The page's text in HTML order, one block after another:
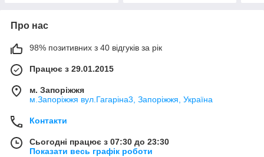
Про нас
98% позитивних з 40 відгуків за рік
Працює з 29.01.2015
м. Запоріжжя
м.Запоріжжя вул.Гагаріна3, Запоріжжя, Україна
Контакти
Сьогодні працює з 07:30 до 23:30
Показати весь графік роботи